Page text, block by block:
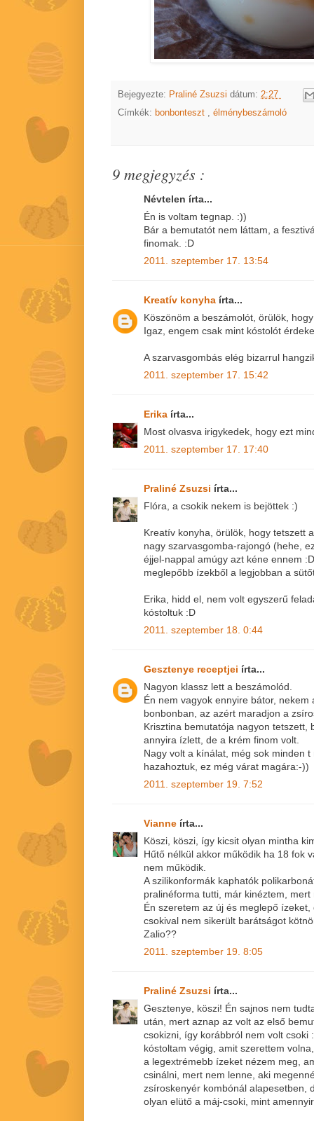
Bejegyezte: Praliné Zsuzsi dátum: 2:27
Címkék: bonbonteszt , élménybeszámoló
9 megjegyzés :
Névtelen írta...
Én is voltam tegnap. :))
Bár a bemutatót nem láttam, a
finomak. :D
2011. szeptember 17. 13:54
Kreatív konyha írta...
Köszönöm a beszámolót, örülök,
Igaz, engem csak mint kóstolót
A szarvasgombás elég bizarrul
2011. szeptember 17. 15:42
Erika írta...
Most olvasva irigykedek, hogy ezt
2011. szeptember 17. 17:40
Praliné Zsuzsi írta...
Flóra, a csokik nekem is bejöttek :)
Kreatív konyha, örülök, hogy tetszett
nagy szarvasgomba-rajongó (hehe,
éjjel-nappal amúgy azt kéne ennem
meglepőbb ízekből a legjobban a
Erika, hidd el, nem volt egyszerű
kóstoltuk :D
2011. szeptember 18. 0:44
Gesztenye receptjei írta...
Nagyon klassz lett a beszámolód.
Én nem vagyok ennyire bátor, nekem
bonbonban, az azért maradjon a
Krisztina bemutatója nagyon tetszett,
annyira ízlett, de a krém finom volt.
Nagy volt a kínálat, még sok minden
hazahoztuk, ez még várat magára:-))
2011. szeptember 19. 7:52
Vianne írta...
Köszi, köszi, így kicsit olyan mintha
Hűtő nélkül akkor működik ha 18 fok
nem működik.
A szilikonformák kaphatók
pralinéforma tutti, már kinéztem,
Én szeretem az új és meglepő
csokival nem sikerült barátságot
Zalio??
2011. szeptember 19. 8:05
Praliné Zsuzsi írta...
Gesztenye, köszi! Én sajnos nem
után, mert aznap az volt az első
csokizni, így korábbról nem volt csoki
kóstoltam végig, amit szerettem
a legextrémebb ízeket nézem meg,
csinálni, mert nem lenne, aki
zsíroskenyér kombónál alapesetben,
olyan elütő a máj-csoki, mint